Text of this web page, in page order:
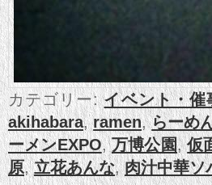
カテゴリー: イベント・催
akihabara,ramen,らーめ
ーメンEXPO,万博公園,仮
原,立花あんな,肉汁中華ソ